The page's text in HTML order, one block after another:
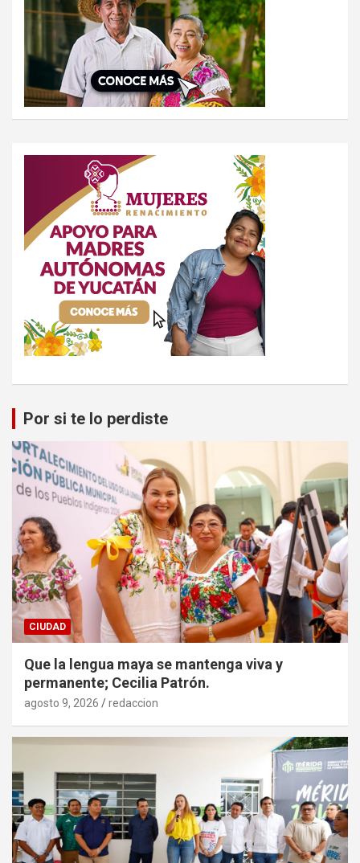
Por si te lo perdiste
CIUDAD
Que la lengua maya se mantenga viva y
permanente; Cecilia Patrón.
agosto 9, 2026 redaccion